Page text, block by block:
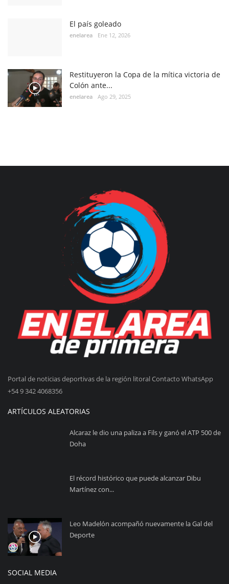
El país goleado
enelarea Ene 12, 2026
Restituyeron la Copa de la mítica victoria de
Colón ante...
enelarea Ago 29, 2025
Portal de noticias deportivas de la región litoral Contacto WhatsApp
+54 9 342 4068356
ARTÍCULOS ALEATORIAS
Alcaraz le dio una paliza a Fils y ganó el ATP 500 de
Doha
El récord histórico que puede alcanzar Dibu
Martínez con...
Leo Madelón acompañó nuevamente la Gal del
Deporte
SOCIAL MEDIA